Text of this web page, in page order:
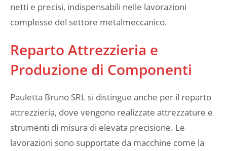
netti e precisi, indispensabili nelle lavorazioni
complesse del settore metalmeccanico.
Reparto Attrezzieria e
Produzione di Componenti
Pauletta Bruno SRL si distingue anche per il reparto
attrezzieria, dove vengono realizzate attrezzature e
strumenti di misura di elevata precisione. Le
lavorazioni sono supportate da macchine come la